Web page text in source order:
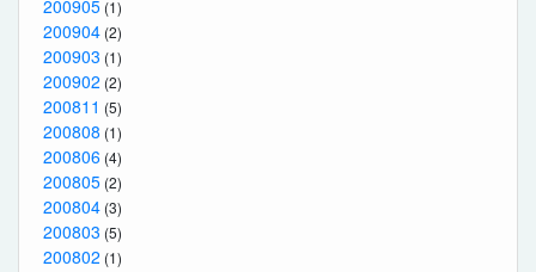
200905 (1)
200904 (2)
200903 (1)
200902 (2)
200811 (5)
200808 (1)
200806 (4)
200805 (2)
200804 (3)
200803 (5)
200802 (1)